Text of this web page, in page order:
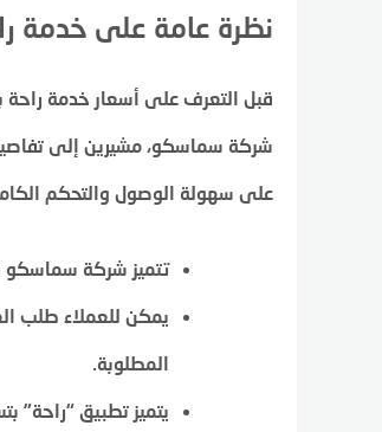
نظرة عامة على خدمة
قبل التعرف على أسعار خدمة
شركة سماسكو، مشيرين إلى تفاصيل
على سهولة الوصول والتحكم
تتميز شركة سماسكو
يمكن للعملاء طلب
المطلوبة.
يتميز تطبيق “راحة”